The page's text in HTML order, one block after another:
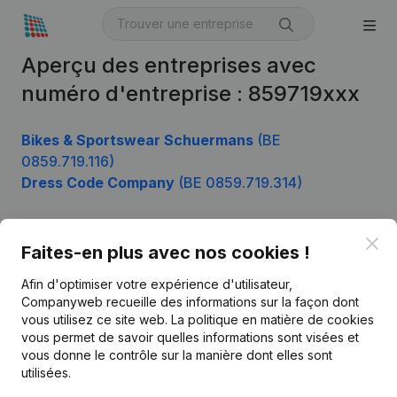
Aperçu des entreprises avec
numéro d'entreprise : 859719xxx
Bikes & Sportswear Schuermans (BE
0859.719.116)
Dress Code Company (BE 0859.719.314)
Faites-en plus avec nos cookies !
Afin d'optimiser votre expérience d'utilisateur,
Companyweb recueille des informations sur la façon dont
vous utilisez ce site web. La politique en matière de cookies
vous permet de savoir quelles informations sont visées et
vous donne le contrôle sur la manière dont elles sont
utilisées.
Français
Kantorenpark Everest
Produit
Informations d’entreprise
Monitoring
Recherche internationale